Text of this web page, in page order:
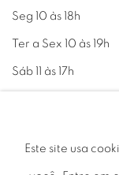
Seg 10 às 18h
Ter a Sex 10 às 19h
Sáb 11 às 17h
Go
Este site usa